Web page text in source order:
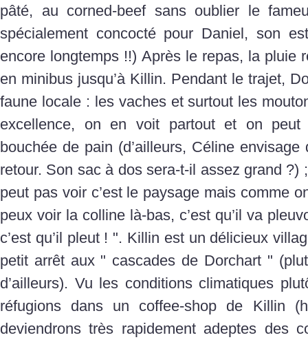
pâté, au corned-beef sans oublier le
spécialement concocté pour Daniel, son
encore longtemps !!) Après le repas, la pluie
en minibus jusqu’à Killin. Pendant le trajet,
faune locale : les vaches et surtout les
excellence, on en voit partout et on
bouchée de pain (d’ailleurs, Céline envisage
retour. Son sac à dos sera-t-il assez grand ?)
peut pas voir c’est le paysage mais comme
peux voir la colline là-bas, c’est qu’il va
c’est qu’il pleut ! ". Killin est un délicieux
petit arrêt aux " cascades de Dorchart "
d’ailleurs). Vu les conditions climatiques
réfugions dans un coffee-shop de Killin
deviendrons très rapidement adeptes des